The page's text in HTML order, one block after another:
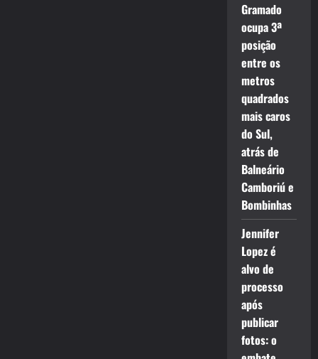
Gramado
ocupa 3ª
posição
entre os
metros
quadrados
mais caros
do Sul,
atrás de
Balneário
Camboriú e
Bombinhas
Jennifer
Lopez é
alvo de
processo
após
publicar
fotos: o